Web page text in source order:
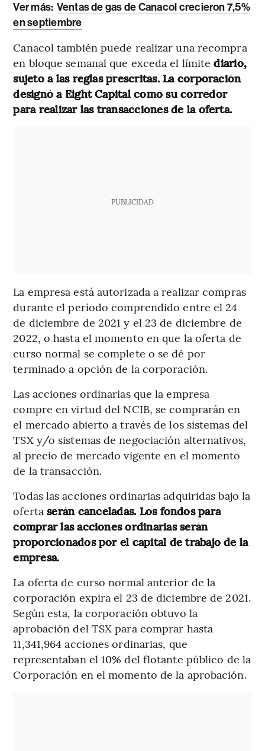
Ver más: Ventas de gas de Canacol crecieron 7,5%
en septiembre
Canacol también puede realizar una recompra
en bloque semanal que exceda el límite diario,
sujeto a las reglas prescritas. La corporación
designó a Eight Capital como su corredor
para realizar las transacciones de la oferta.
PUBLICIDAD
La empresa está autorizada a realizar compras
durante el período comprendido entre el 24
de diciembre de 2021 y el 23 de diciembre de
2022, o hasta el momento en que la oferta de
curso normal se complete o se dé por
terminado a opción de la corporación.
Las acciones ordinarias que la empresa
compre en virtud del NCIB, se comprarán en
el mercado abierto a través de los sistemas del
TSX y/o sistemas de negociación alternativos,
al precio de mercado vigente en el momento
de la transacción.
Todas las acciones ordinarias adquiridas bajo la
oferta serán canceladas. Los fondos para
comprar las acciones ordinarias serán
proporcionados por el capital de trabajo de la
empresa.
La oferta de curso normal anterior de la
corporación expira el 23 de diciembre de 2021.
Según esta, la corporación obtuvo la
aprobación del TSX para comprar hasta
11,341,964 acciones ordinarias, que
representaban el 10% del flotante público de la
Corporación en el momento de la aprobación.